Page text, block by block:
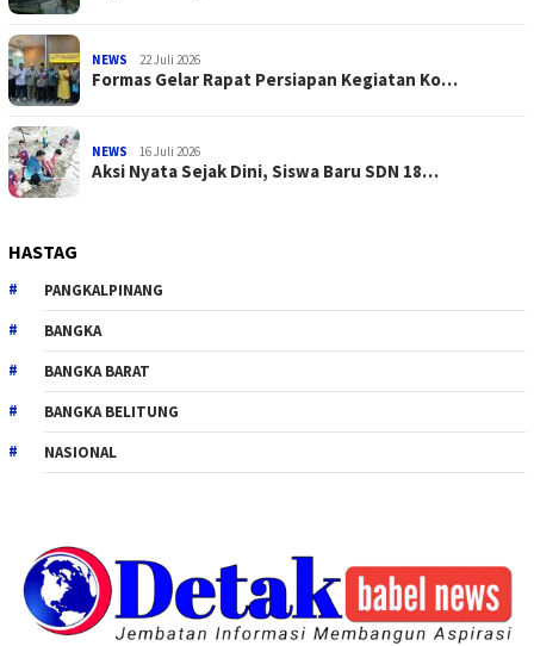
NEWS 22 Juli 2026
Formas Gelar Rapat Persiapan Kegiatan Ko…
NEWS 16 Juli 2026
Aksi Nyata Sejak Dini, Siswa Baru SDN 18…
HASTAG
PANGKALPINANG
BANGKA
BANGKA BARAT
BANGKA BELITUNG
NASIONAL